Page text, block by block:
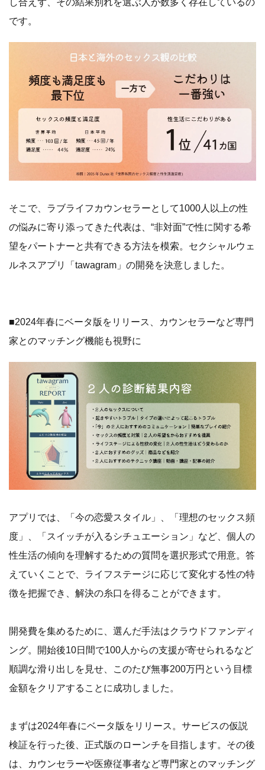
です。
そこで、ラブライフカウンセラーとして1000人以上の性
の悩みに寄り添ってきた代表は、“非対面”で性に関する希
望をパートナーと共有できる方法を模索。セクシャルウェ
ルネスアプリ「tawagram」の開発を決意しました。
■2024年春にベータ版をリリース、カウンセラーなど専門
家とのマッチング機能も視野に
アプリでは、「今の恋愛スタイル」、「理想のセックス頻
度」、「スイッチが入るシチュエーション」など、個人の
性生活の傾向を理解するための質問を選択形式で用意。答
えていくことで、ライフステージに応じて変化する性の特
徴を把握でき、解決の糸口を得ることができます。
開発費を集めるために、選んだ手法はクラウドファンディ
ング。開始後10日間で100人からの支援が寄せられるなど
順調な滑り出しを見せ、このたび無事200万円という目標
金額をクリアすることに成功しました。
まずは2024年春にベータ版をリリース。サービスの仮説
検証を行った後、正式版のローンチを目指します。その後
は、カウンセラーや医療従事者など専門家とのマッチング